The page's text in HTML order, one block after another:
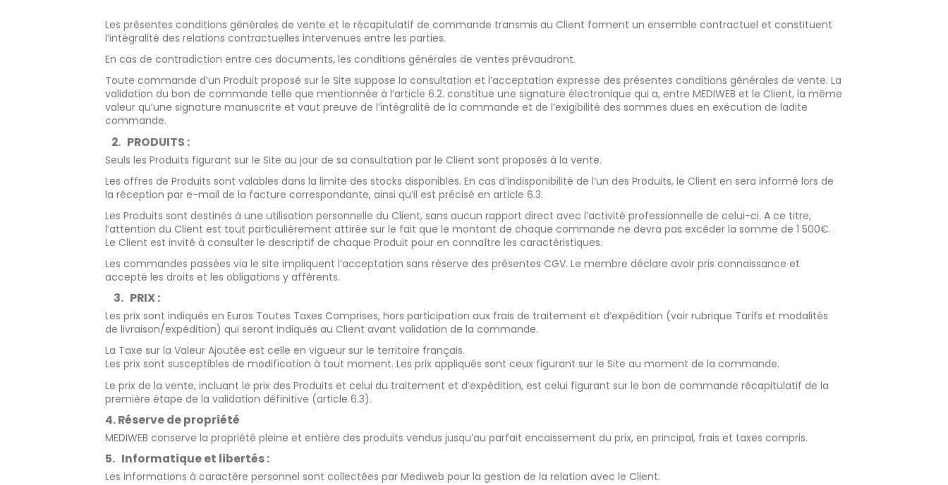
Les présentes conditions générales de vente et le récapitulatif de commande transmis au Client forment un ensemble contractuel et constituent
l’intégralité des relations contractuelles intervenues entre les parties.
En cas de contradiction entre ces documents, les conditions générales de ventes prévaudront.
Toute commande d’un Produit proposé sur le Site suppose la consultation et l’acceptation expresse des présentes conditions générales de vente. La
validation du bon de commande telle que mentionnée à l’article 6.2. constitue une signature électronique qui a, entre MEDIWEB et le Client, la même
valeur qu’une signature manuscrite et vaut preuve de l’intégralité de la commande et de l’exigibilité des sommes dues en exécution de ladite
commande.
2. PRODUITS :
Seuls les Produits figurant sur le Site au jour de sa consultation par le Client sont proposés à la vente.
Les offres de Produits sont valables dans la limite des stocks disponibles. En cas d’indisponibilité de l’un des Produits, le Client en sera informé lors de
la réception par e-mail de la facture correspondante, ainsi qu’il est précisé en article 6.3.
Les Produits sont destinés à une utilisation personnelle du Client, sans aucun rapport direct avec l’activité professionnelle de celui-ci. A ce titre,
l’attention du Client est tout particulièrement attirée sur le fait que le montant de chaque commande ne devra pas excéder la somme de 1 500€.
Le Client est invité à consulter le descriptif de chaque Produit pour en connaître les caractéristiques.
Les commandes passées via le site impliquent l’acceptation sans réserve des présentes CGV. Le membre déclare avoir pris connaissance et
accepté les droits et les obligations y afférents.
3. PRIX :
Les prix sont indiqués en Euros Toutes Taxes Comprises, hors participation aux frais de traitement et d’expédition (voir rubrique Tarifs et modalités
de livraison/expédition) qui seront indiqués au Client avant validation de la commande.
La Taxe sur la Valeur Ajoutée est celle en vigueur sur le territoire français.
Les prix sont susceptibles de modification à tout moment. Les prix appliqués sont ceux figurant sur le Site au moment de la commande.
Le prix de la vente, incluant le prix des Produits et celui du traitement et d’expédition, est celui figurant sur le bon de commande récapitulatif de la
première étape de la validation définitive (article 6.3).
4. Réserve de propriété
MEDIWEB conserve la propriété pleine et entière des produits vendus jusqu’au parfait encaissement du prix, en principal, frais et taxes compris.
5. Informatique et libertés :
Les informations à caractère personnel sont collectées par Mediweb pour la gestion de la relation avec le Client.